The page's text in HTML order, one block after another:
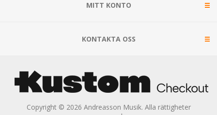
MITT KONTO
KONTAKTA OSS
Copyright © 2026 Andreasson Musik. Alla rättigheter